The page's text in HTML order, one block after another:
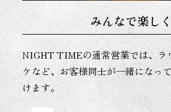
みんなで楽しく
NIGHT TIMEの通常営業では、ラ
ケなど、お客様同士が一緒になっ
けます。